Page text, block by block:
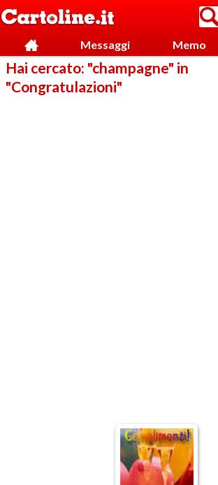
Messaggi Memo
Hai cercato: "champagne" in
"Congratulazioni"